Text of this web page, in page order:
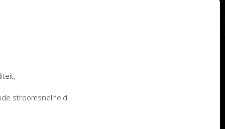
stroomsnelheid.